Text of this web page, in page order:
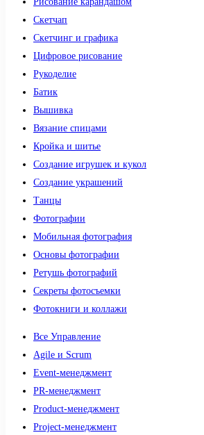
Скетчап
Скетчинг и графика
Цифровое рисование
Рукоделие
Батик
Вышивка
Вязание спицами
Кройка и шитье
Создание игрушек и кукол
Создание украшений
Танцы
Фотографии
Мобильная фотография
Основы фотографии
Ретушь фотографий
Секреты фотосъемки
Фотокниги и коллажи
Все Управление
Agile и Scrum
Event-менеджмент
PR-менеджмент
Product-менеджмент
Project-менеджмент